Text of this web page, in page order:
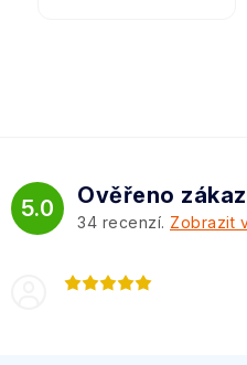
5.0 Ověřeno
34 recenzí. Zobrazit